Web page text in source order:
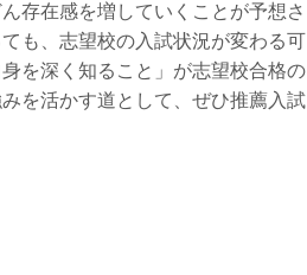
存在感を増していくことが予想さ
も、志望校の入試状況が変わる可
を深く知ること」が志望校合格の
を活かす道として、ぜひ推薦入試